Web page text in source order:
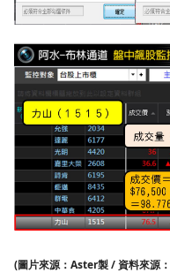
(圖片來源：Aster製 / 資料來源：